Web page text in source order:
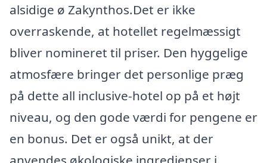
alsidige ø Zakynthos.Det er ikke
overraskende, at hotellet regelmæssigt
bliver nomineret til priser. Den hyggelige
atmosfære bringer det personlige præg
på dette all inclusive-hotel op på et højt
niveau, og den gode værdi for pengene er
en bonus. Det er også unikt, at der